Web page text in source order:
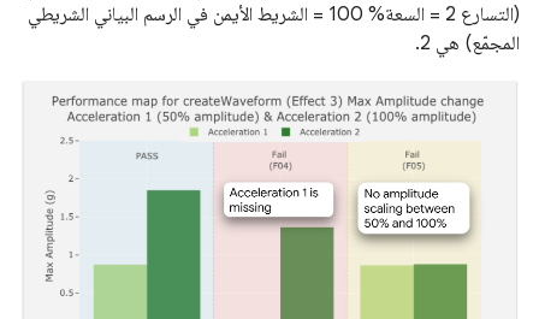
(التسارع 2 = السعة% 100 = الشريط الأيمن في الرسم البياني الشريطي
المجمّع) هي 2.